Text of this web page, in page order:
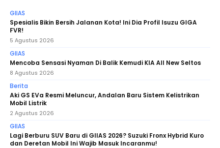
GIIAS
Spesialis Bikin Bersih Jalanan Kota! Ini Dia Profil Isuzu GIGA
FVR!
5 Agustus 2026
GIIAS
Mencoba Sensasi Nyaman Di Balik Kemudi KIA All New Seltos
8 Agustus 2026
Berita
Aki GS EVa Resmi Meluncur, Andalan Baru Sistem Kelistrikan
Mobil Listrik
2 Agustus 2026
GIIAS
Lagi Berburu SUV Baru di GIIAS 2026? Suzuki Fronx Hybrid Kuro
dan Deretan Mobil Ini Wajib Masuk Incaranmu!